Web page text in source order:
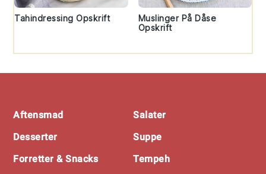
Tahindressing Opskrift
Muslinger På Dåse
Opskrift
Aftensmad
Desserter
Forretter & Snacks
Salater
Suppe
Tempeh